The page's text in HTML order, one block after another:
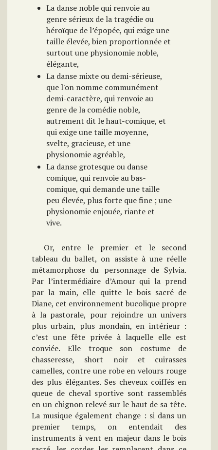
La danse noble qui renvoie au
genre sérieux de la tragédie ou
héroïque de l’épopée, qui exige une
taille élevée, bien proportionnée et
surtout une physionomie noble,
élégante,
La danse mixte ou demi-sérieuse,
que l'on nomme communément
demi-caractère, qui renvoie au
genre de la comédie noble,
autrement dit le haut-comique, et
qui exige une taille moyenne,
svelte, gracieuse, et une
physionomie agréable,
La danse grotesque ou danse
comique, qui renvoie au bas-
comique, qui demande une taille
peu élevée, plus forte que fine ; une
physionomie enjouée, riante et
vive.
Or, entre le premier et le second
tableau du ballet, on assiste à une réelle
métamorphose du personnage de Sylvia.
Par l’intermédiaire d’Amour qui la prend
par la main, elle quitte le bois sacré de
Diane, cet environnement bucolique propre
à la pastorale, pour rejoindre un univers
plus urbain, plus mondain, en intérieur :
c’est une fête privée à laquelle elle est
conviée. Elle troque son costume de
chasseresse, short noir et cuirasses
camelles, contre une robe en velours rouge
des plus élégantes. Ses cheveux coiffés en
queue de cheval sportive sont rassemblés
en un chignon relevé sur le haut de sa tête.
La musique également change : si dans un
premier temps, on entendait des
instruments à vent en majeur dans le bois